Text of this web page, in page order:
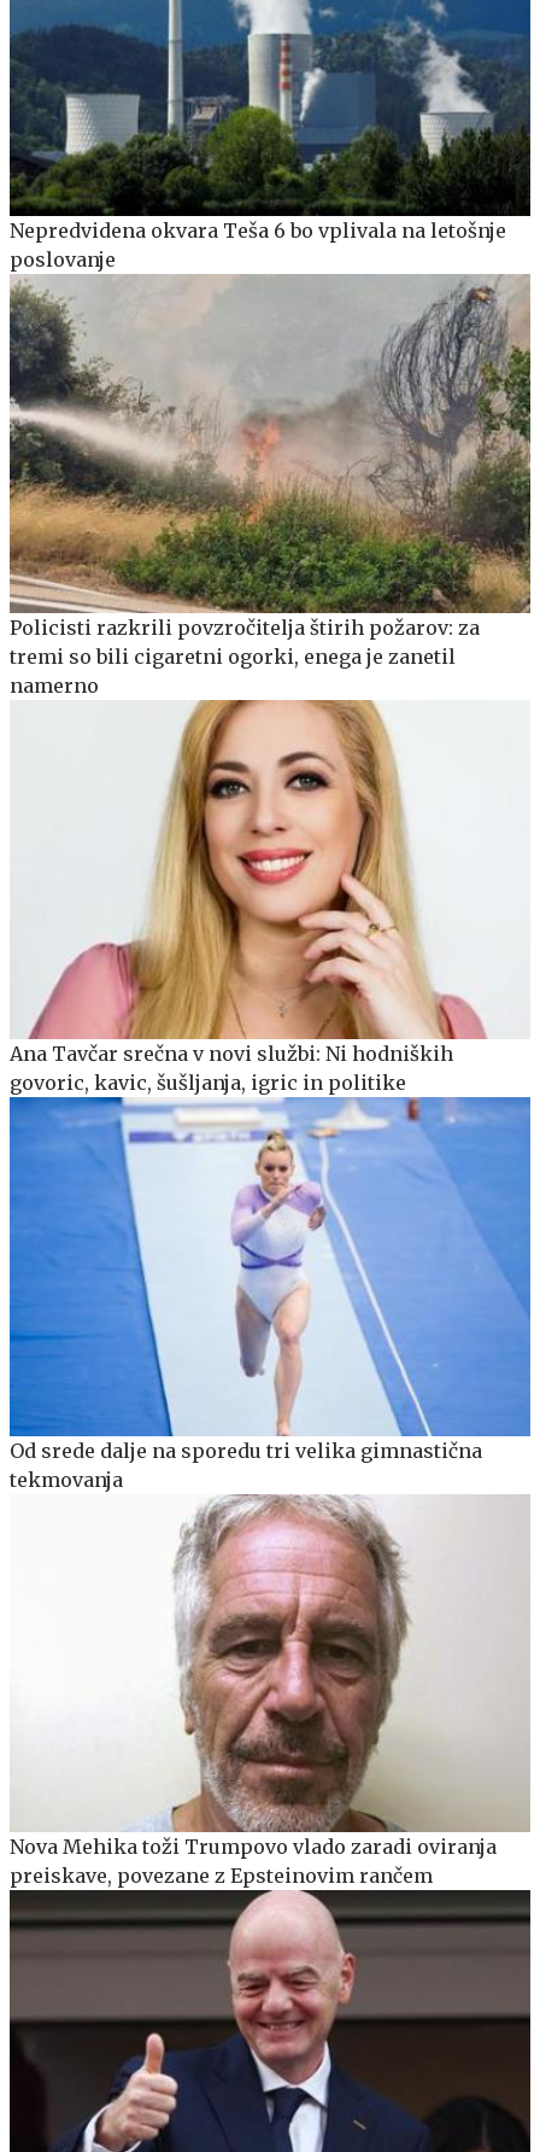
Nepredvidena okvara Teša 6 bo vplivala na letošnje
poslovanje
Policisti razkrili povzročitelja štirih požarov: za
tremi so bili cigaretni ogorki, enega je zanetil
namerno
Ana Tavčar srečna v novi službi: Ni hodniških
govoric, kavic, šušljanja, igric in politike
Od srede dalje na sporedu tri velika gimnastična
tekmovanja
Nova Mehika toži Trumpovo vlado zaradi oviranja
preiskave, povezane z Epsteinovim rančem